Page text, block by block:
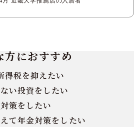
方におすすめ
得税を抑えたい
い投資をしたい
策をしたい
て年金対策をしたい